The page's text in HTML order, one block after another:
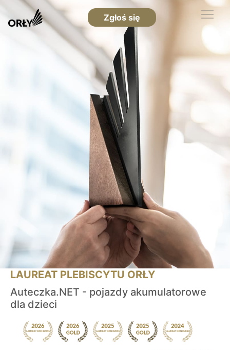
Zgłoś się
LAUREAT PLEBISCYTU ORŁY
Auteczka.NET - pojazdy akumulatorowe
dla dzieci